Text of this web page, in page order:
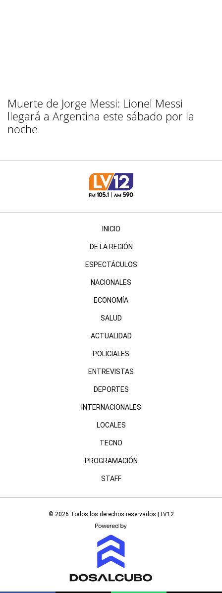
Muerte de Jorge Messi: Lionel Messi
llegará a Argentina este sábado por la
noche
INICIO
DE LA REGIÓN
ESPECTÁCULOS
NACIONALES
ECONOMÍA
SALUD
ACTUALIDAD
POLICIALES
ENTREVISTAS
DEPORTES
INTERNACIONALES
LOCALES
TECNO
PROGRAMACIÓN
STAFF
© 2026 Todos los derechos reservados | LV12